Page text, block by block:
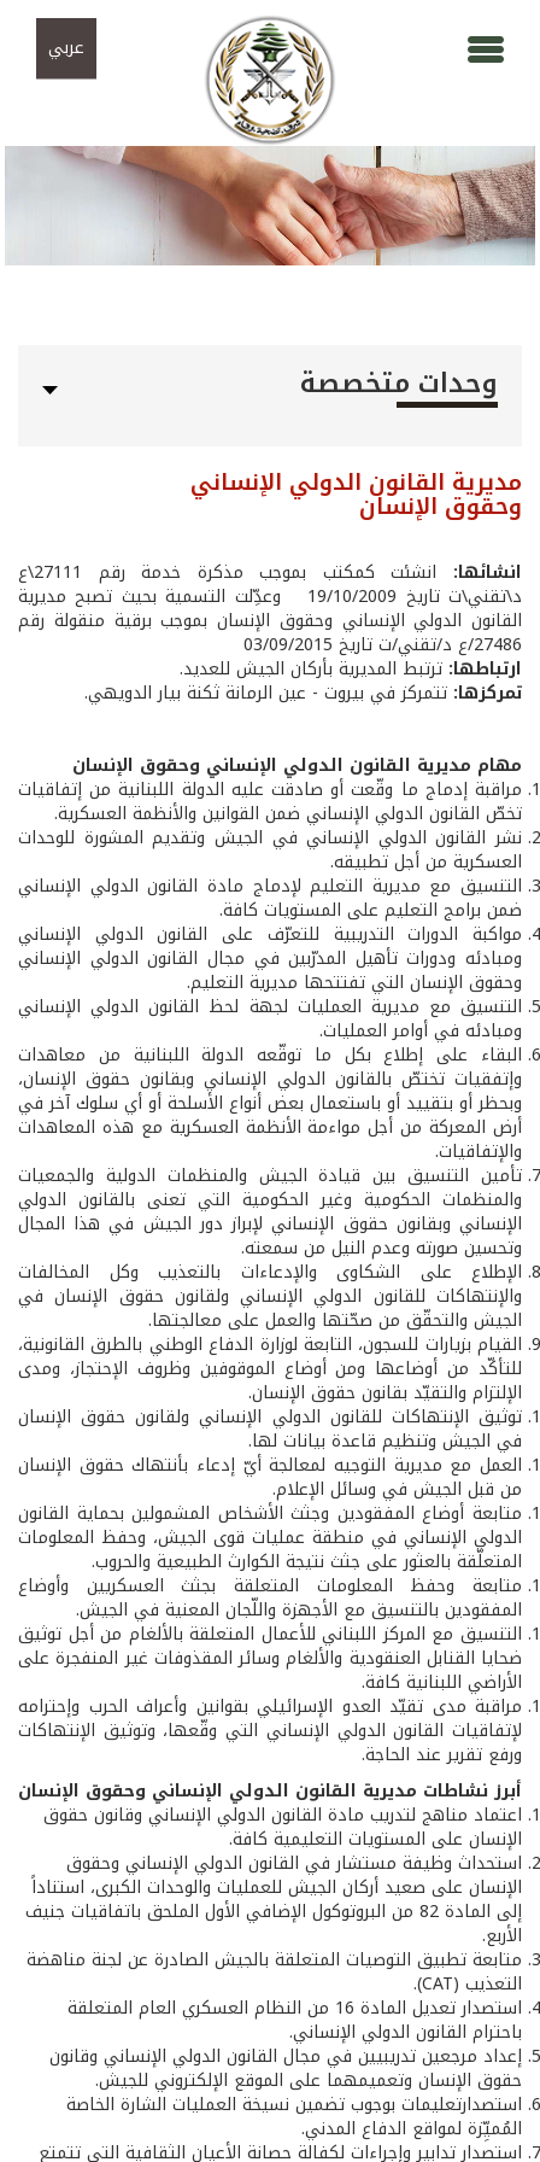
عربي
وحدات متخصصة
مديرية القانون الدولي الإنساني
وحقوق الإنسان
انشائها: انشئت كمكتب بموجب مذكرة خدمة رقم 27111\ع
د\تقني\ت تاريخ 19/10/2009 وعدِّلت التسمية بحيث تصبح مديرية
القانون الدولي الإنساني وحقوق الإنسان بموجب برقية منقولة رقم
27486/ع د/تقني/ت تاريخ 03/09/2015
ارتباطها: ترتبط المديرية بأركان الجيش للعديد.
تمركزها: تتمركز في بيروت - عين الرمانة ثكنة بيار الدويهي.
مهام مديرية القانون الدولي الإنساني وحقوق الإنسان
مراقبة إدماج ما وقّعت أو صادقت عليه الدولة اللبنانية من إتفاقيات
تخصّ القانون الدولي الإنساني ضمن القوانين والأنظمة العسكرية.
نشر القانون الدولي الإنساني في الجيش وتقديم المشورة للوحدات
العسكرية من أجل تطبيقه.
التنسيق مع مديرية التعليم لإدماج مادة القانون الدولي الإنساني
ضمن برامج التعليم على المستويات كافة.
مواكبة الدورات التدريبية للتعرّف على القانون الدولي الإنساني
ومبادئه ودورات تأهيل المدرّبين في مجال القانون الدولي الإنساني
وحقوق الإنسان التي تفتتحها مديرية التعليم.
التنسيق مع مديرية العمليات لجهة لحظ القانون الدولي الإنساني
ومبادئه في أوامر العمليات.
البقاء على إطلاع بكل ما توقّعه الدولة اللبنانية من معاهدات
وإتفقيات تختصّ بالقانون الدولي الإنساني وبقانون حقوق الإنسان،
وبحظر أو بتقييد أو باستعمال بعض أنواع الأسلحة أو أي سلوك آخر في
أرض المعركة من أجل مواءمة الأنظمة العسكرية مع هذه المعاهدات
والإتفاقيات.
تأمين التنسيق بين قيادة الجيش والمنظمات الدولية والجمعيات
والمنظمات الحكومية وغير الحكومية التي تعنى بالقانون الدولي
الإنساني وبقانون حقوق الإنساني لإبراز دور الجيش في هذا المجال
وتحسين صورته وعدم النيل من سمعته.
الإطلاع على الشكاوى والإدعاءات بالتعذيب وكل المخالفات
والإنتهاكات للقانون الدولي الإنساني ولقانون حقوق الإنسان في
الجيش والتحقّق من صحّتها والعمل على معالجتها.
القيام بزيارات للسجون، التابعة لوزارة الدفاع الوطني بالطرق القانونية،
للتأكّد من أوضاعها ومن أوضاع الموقوفين وظروف الإحتجاز، ومدى
الإلتزام والتقيّد بقانون حقوق الإنسان.
توثيق الإنتهاكات للقانون الدولي الإنساني ولقانون حقوق الإنسان
في الجيش وتنظيم قاعدة بيانات لها.
العمل مع مديرية التوجيه لمعالجة أيّ إدعاء بأنتهاك حقوق الإنسان
من قبل الجيش في وسائل الإعلام.
متابعة أوضاع المفقودين وجثث الأشخاص المشمولين بحماية القانون
الدولي الإنساني في منطقة عمليات قوى الجيش، وحفظ المعلومات
المتعلّقة بالعثور على جثث نتيجة الكوارث الطبيعية والحروب.
متابعة وحفظ المعلومات المتعلقة بجثث العسكريين وأوضاع
المفقودين بالتنسيق مع الأجهزة واللّجان المعنية في الجيش.
التنسيق مع المركز اللبناني للأعمال المتعلقة بالألغام من أجل توثيق
ضحايا القنابل العنقودية والألغام وسائر المقذوفات غير المنفجرة على
الأراضي اللبنانية كافة.
مراقبة مدى تقيّد العدو الإسرائيلي بقوانين وأعراف الحرب وإحترامه
لإتفاقيات القانون الدولي الإنساني التي وقّعها، وتوثيق الإنتهاكات
ورفع تقرير عند الحاجة.
أبرز نشاطات مديرية القانون الدولي الإنساني وحقوق الإنسان
اعتماد مناهج لتدريب مادة القانون الدولي الإنساني وقانون حقوق
الإنسان على المستويات التعليمية كافة.
استحداث وظيفة مستشار في القانون الدولي الإنساني وحقوق
الإنسان على صعيد أركان الجيش للعمليات والوحدات الكبرى، استناداً
إلى المادة 82 من البروتوكول الإضافي الأول الملحق باتفاقيات جنيف
الأربع.
متابعة تطبيق التوصيات المتعلقة بالجيش الصادرة عن لجنة مناهضة
التعذيب (CAT).
استصدار تعديل المادة 16 من النظام العسكري العام المتعلقة
باحترام القانون الدولي الإنساني.
إعداد مرجعين تدريبيين في مجال القانون الدولي الإنساني وقانون
حقوق الإنسان وتعميمهما على الموقع الإلكتروني للجيش.
استصدارتعليمات بوجوب تضمين نسيخة العمليات الشارة الخاصة
المُميِّزة لمواقع الدفاع المدني.
استصدار تدابير وإجراءات لكفالة حصانة الأعيان الثقافية التي تتمتع